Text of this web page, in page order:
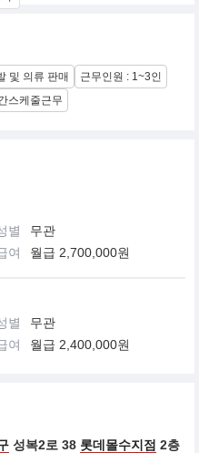
든 것
속적인 혁신을 통한
탕으로
드 입니다.
및 의류 판매
근무인원 : 1~3인
스케줄근무
별
무관
여 월급 2,700,000원
별
무관
여 월급 2,400,000원
성복2로 38 롯데몰수지점 2층